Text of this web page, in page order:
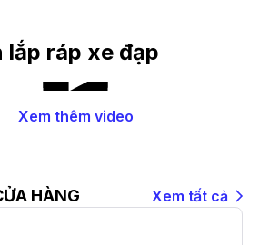
lắp ráp xe đạp
Xem thêm video
HÀNG Xem tất cả